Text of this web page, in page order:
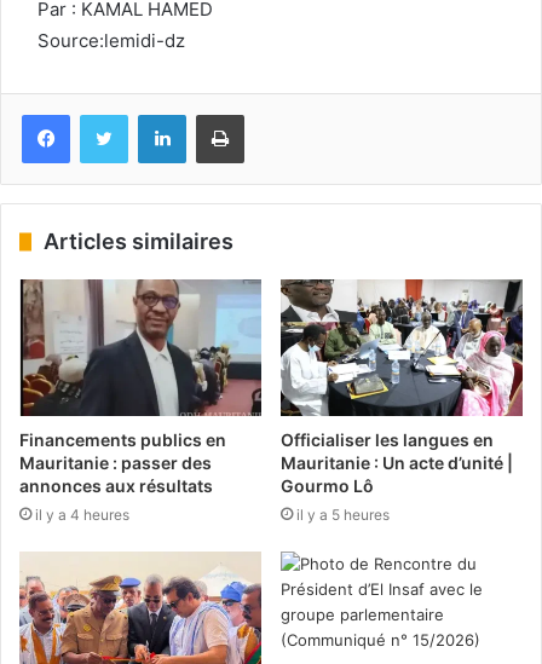
Par : KAMAL HAMED
Source:lemidi-dz
FacebookTwitter LinkedinImprimer
Articles similaires
Financements publics en
Mauritanie : passer des
annonces aux résultats
il y a 4 heures
Officialiser les langues en
Mauritanie : Un acte d’unité |
Gourmo Lô
il y a 5 heures